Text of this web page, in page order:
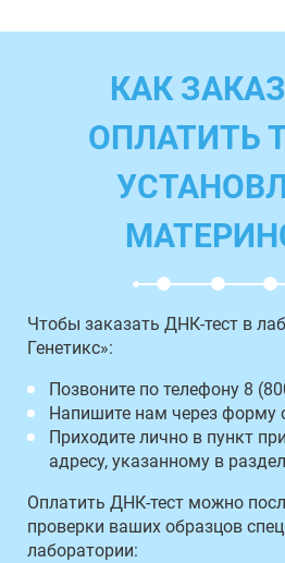
КАК
ОПЛАТИТЬ
Чтобы заказать ДНК-тест в
Генетикс»:
Позвоните по телефону 8
Напишите нам через форму
Приходите лично в пункт
адресу, указанному в
Оплатить ДНК-тест можно
проверки ваших образцов
лаборатории: